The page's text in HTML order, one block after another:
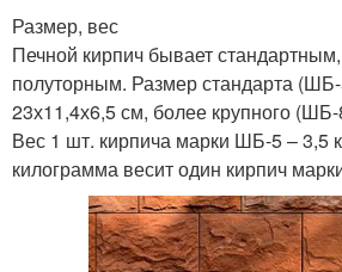
Размер, вес
Печной кирпич бывает
полуторным. Размер стандарта (ШБ-
23х11,4х6,5 см, более крупного
Вес 1 шт. кирпича марки ШБ-5 – 3,5
килограмма весит один кирпич